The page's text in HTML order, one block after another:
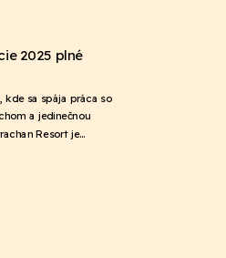
2025 plné
kde sa spája práca so
a jedinečnou
Resort je…